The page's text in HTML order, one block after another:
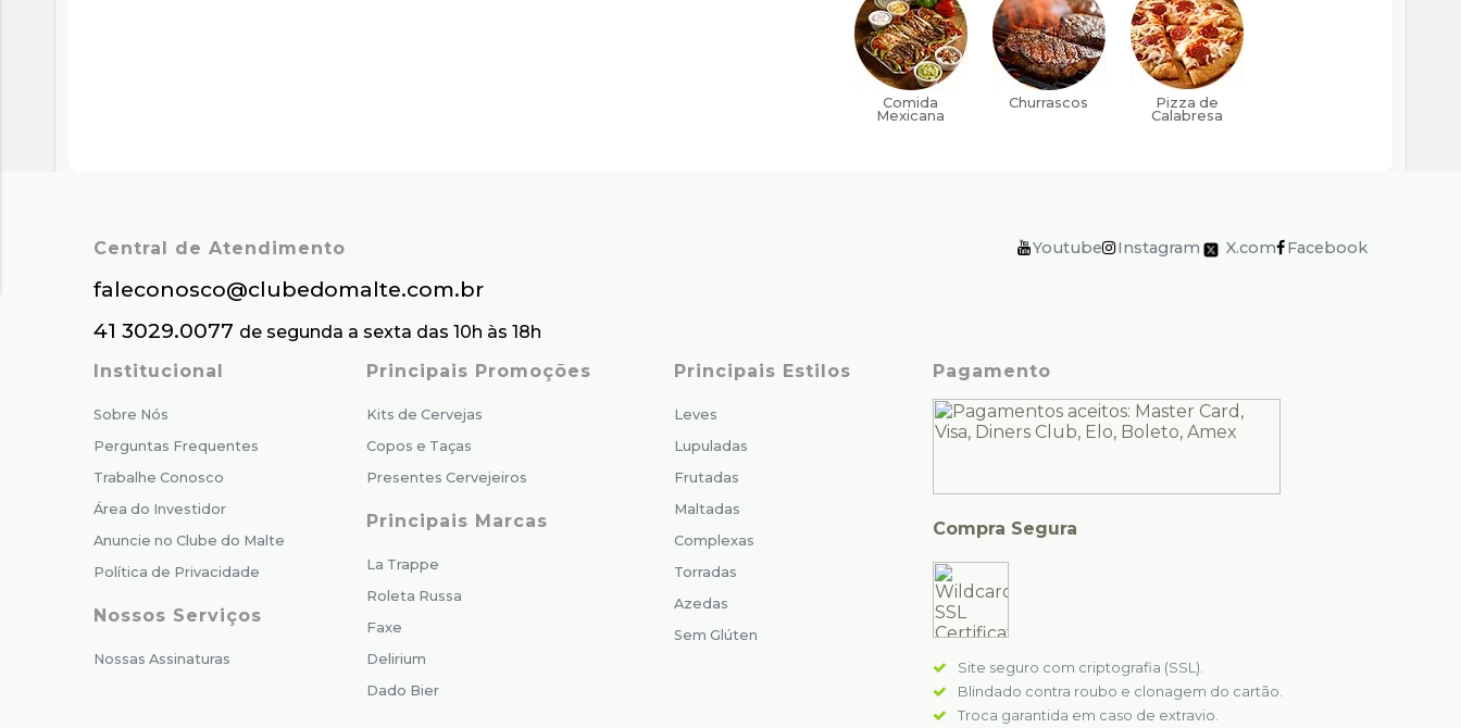
Central de Atendimento
faleconosco@clubedomalte.com.br
41 3029.0077 de segunda a sexta das 10h às 18h
Youtube Instagram X.com Facebook
Institucional
Sobre Nós
Perguntas Frequentes
Trabalhe Conosco
Área do Investidor
Anuncie no Clube do Malte
Política de Privacidade
Nossos Serviços
Nossas Assinaturas
Principais Promoções
Kits de Cervejas
Copos e Taças
Presentes Cervejeiros
Principais Marcas
La Trappe
Roleta Russa
Faxe
Delirium
Dado Bier
Principais Estilos
Leves
Lupuladas
Frutadas
Maltadas
Complexas
Torradas
Azedas
Sem Glúten
Pagamento
Compra Segura
Site seguro com criptografia (SSL).
Blindado contra roubo e clonagem do cartão.
Troca garantida em caso de extravio.